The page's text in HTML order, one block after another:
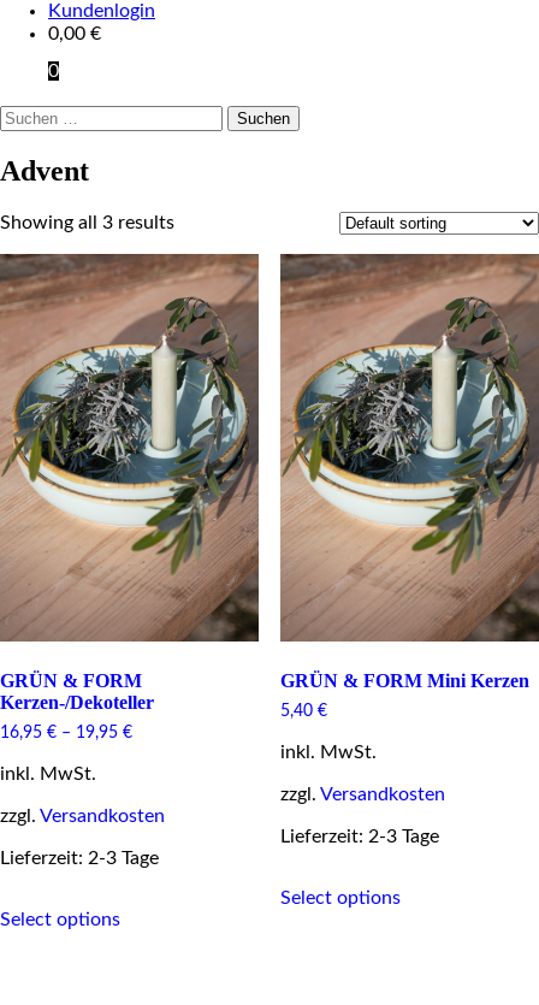
Kundenlogin
0,00 €
0
Suchen
Advent
Showing all 3 results
GRÜN & FORM
Kerzen-/Dekoteller
16,95 € – 19,95 €
inkl. MwSt.
zzgl. Versandkosten
Lieferzeit: 2-3 Tage
Select optionsproduct
GRÜN & FORM Mini Kerzen
5,40 €
inkl. MwSt.
zzgl. Versandkosten
Lieferzeit: 2-3 Tage
Select optionsproduct